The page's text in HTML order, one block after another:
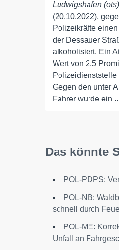
Ludwigshafen (ots)
(20.10.2022),
Polizeikräfte
der Dessauer
alkoholisiert. Ein
Wert von 2,5
Polizeidienststelle
Gegen den unter
Fahrer wurde ein ...
Das könnte
POL-PDPS:
POL-NB:
schnell durch
POL-ME:
Unfall an